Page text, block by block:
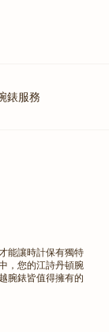
錶服務
能讓時計保有獨特
，您的江詩丹頓腕
腕錶皆值得擁有的